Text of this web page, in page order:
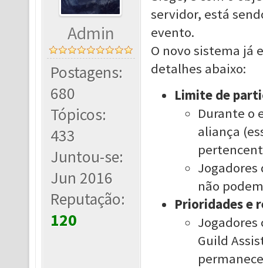
Admin
Postagens:
680
Tópicos:
433
Juntou-se:
Jun 2016
Reputação:
120
servidor, está
evento.
O novo sistema já
detalhes abaixo:
Limite de
Durante o
aliança
não
Prioridades e
Jogadores
Guild